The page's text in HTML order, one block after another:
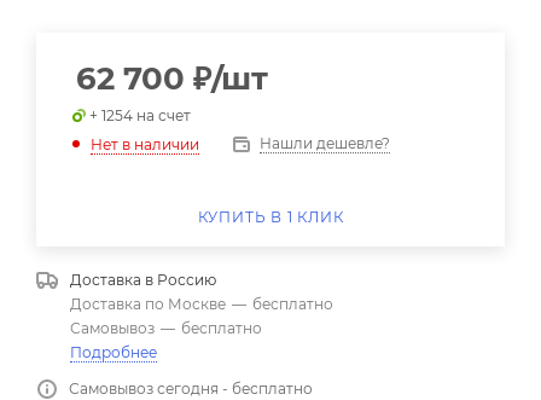
62 700 ₽/шт
+ 1254 на счет
Нет в наличии
Нашли дешевле?
КУПИТЬ В 1 КЛИК
Доставка в Россию
Доставка по Москве — бесплатно
Самовывоз — бесплатно
Подробнее
Самовывоз сегодня - бесплатно